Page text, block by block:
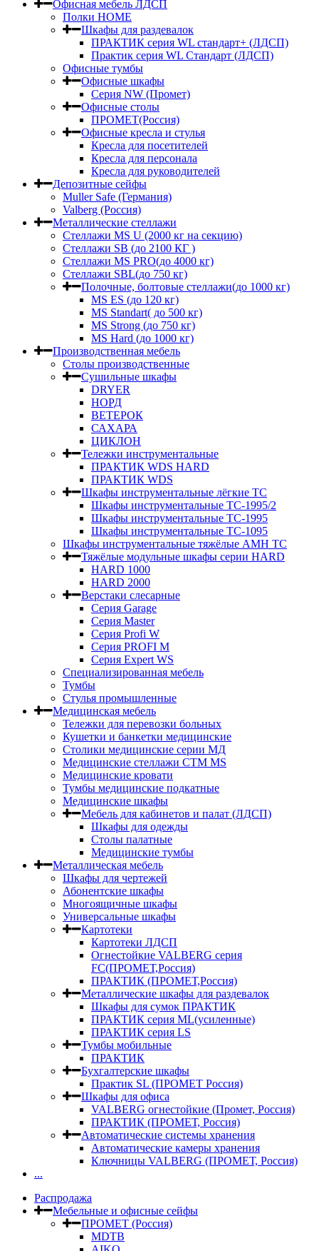
Офисная мебель ЛДСП
Полки HOME
Шкафы для раздевалок
ПРАКТИК серия WL стандарт+ (ЛДСП)
Практик серия WL Стандарт (ЛДСП)
Офисные тумбы
Офисные шкафы
Серия NW (Промет)
Офисные столы
ПРОМЕТ(Россия)
Офисные кресла и стулья
Кресла для посетителей
Кресла для персонала
Кресла для руководителей
Депозитные сейфы
Muller Safe (Германия)
Valberg (Россия)
Металлические стеллажи
Стеллажи MS U (2000 кг на секцию)
Стеллажи SB (до 2100 КГ )
Стеллажи MS PRO(до 4000 кг)
Стеллажи SBL(до 750 кг)
Полочные, болтовые стеллажи(до 1000 кг)
MS ES (до 120 кг)
MS Standart( до 500 кг)
MS Strong (до 750 кг)
MS Hard (до 1000 кг)
Производственная мебель
Столы производственные
Сушильные шкафы
DRYER
НОРД
ВЕТЕРОК
САХАРА
ЦИКЛОН
Тележки инструментальные
ПРАКТИК WDS HARD
ПРАКТИК WDS
Шкафы инструментальные лёгкие ТС
Шкафы инструментальные ТС-1995/2
Шкафы инструментальные TC-1995
Шкафы инструментальные TC-1095
Шкафы инструментальные тяжёлые AMH TC
Тяжёлые модульные шкафы серии HARD
HARD 1000
HARD 2000
Верстаки слесарные
Серия Garage
Серия Master
Серия Profi W
Серия PROFI M
Серия Expert WS
Специализированная мебель
Тумбы
Стулья промышленные
Медицинская мебель
Тележки для перевозки больных
Кушетки и банкетки медицинские
Столики медицинские серии МД
Медицинские стеллажи СТМ MS
Медицинские кровати
Тумбы медицинские подкатные
Медицинские шкафы
Мебель для кабинетов и палат (ЛДСП)
Шкафы для одежды
Столы палатные
Медицинские тумбы
Металлическая мебель
Шкафы для чертежей
Абонентские шкафы
Многоящичные шкафы
Универсальные шкафы
Картотеки
Картотеки ЛДСП
Огнестойкие VALBERG серия
FC(ПРОМЕТ,Россия)
ПРАКТИК (ПРОМЕТ,Россия)
Металлические шкафы для раздевалок
Шкафы для сумок ПРАКТИК
ПРАКТИК серия ML(усиленные)
ПРАКТИК серия LS
Тумбы мобильные
ПРАКТИК
Бухгалтерские шкафы
Практик SL (ПРОМЕТ Россия)
Шкафы для офиса
VALBERG огнестойкие (Промет, Россия)
ПРАКТИК (ПРОМЕТ, Россия)
Автоматические системы хранения
Автоматические камеры хранения
Ключницы VALBERG (ПРОМЕТ, Россия)
...
Распродажа
Мебельные и офисные сейфы
ПРОМЕТ (Россия)
MDTB